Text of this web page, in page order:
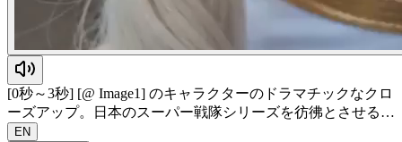
[0秒～3秒] [@ Image1] のキャラクターのドラマチックなクロ
ーズアップ。日本のスーパー戦隊シリーズを彷彿とさせる…
EN